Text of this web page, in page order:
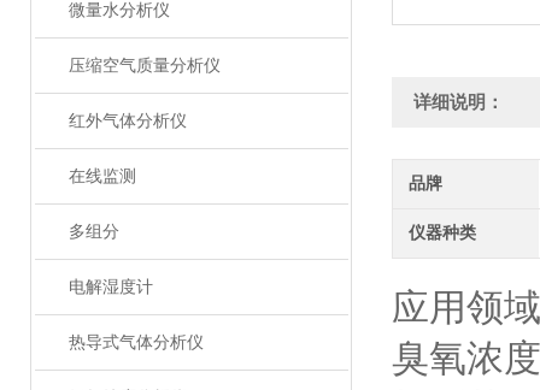
微量水分析仪
压缩空气质量分析仪
红外气体分析仪
在线监测
多组分
电解湿度计
热导式气体分析仪
详细说明：
品牌
仪器种类
应用领
臭氧浓